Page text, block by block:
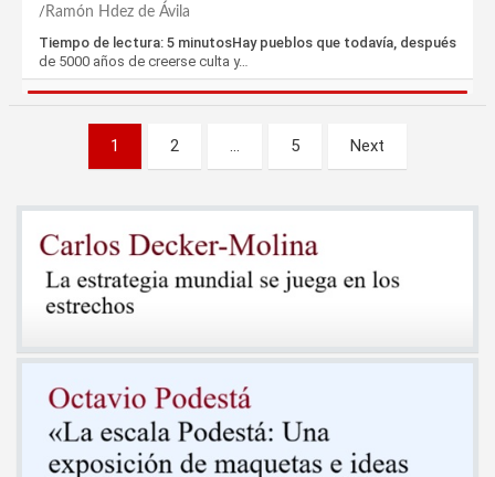
Ramón Hdez de Ávila
Tiempo de lectura: 5 minutosHay pueblos que todavía, después
de 5000 años de creerse culta y…
Paginación
entradas
1 2 … 5 Next